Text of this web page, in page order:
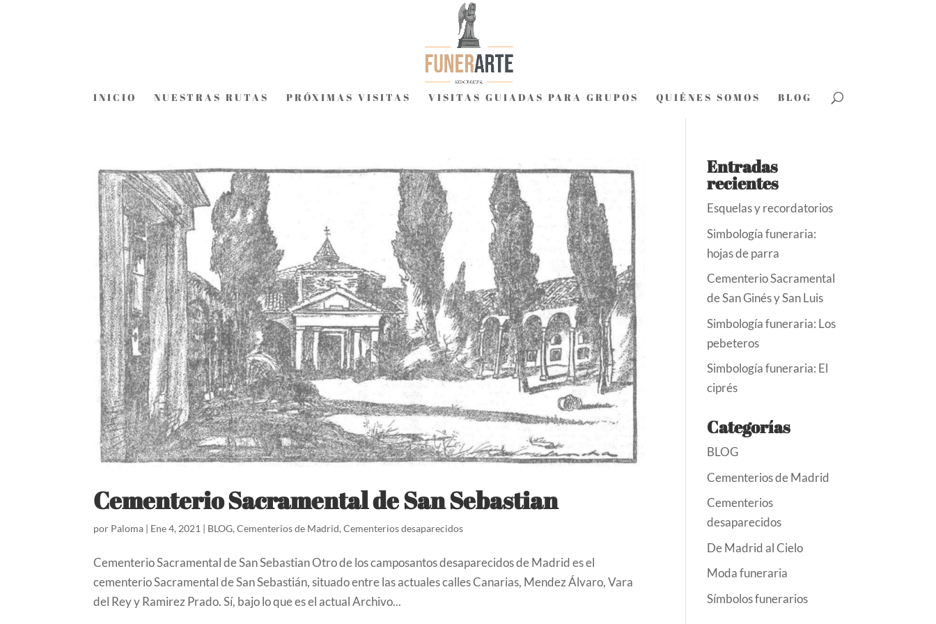
INICIO NUESTRAS RUTAS PRÓXIMAS VISITAS VISITAS GUIADAS PARA GRUPOS QUIÉNES SOMOS BLOG
Cementerio Sacramental de San Sebastian
por Paloma | Ene 4, 2021 | BLOG,Cementerios de Madrid,Cementerios desaparecidos
Cementerio Sacramental de San Sebastian Otro de los camposantos desaparecidos de Madrid es el
cementerio Sacramental de San Sebastián, situado entre las actuales calles Canarias, Mendez Álvaro, Vara
del Rey y Ramirez Prado. Sí, bajo lo que es el actual Archivo...
Entradas
recientes
Esquelas y recordatorios
Simbología funeraria:
hojas de parra
Cementerio Sacramental
de San Ginés y San Luis
Simbología funeraria: Los
pebeteros
Simbología funeraria: El
ciprés
Categorías
BLOG
Cementerios de Madrid
Cementerios
desaparecidos
De Madrid al Cielo
Moda funeraria
Símbolos funerarios